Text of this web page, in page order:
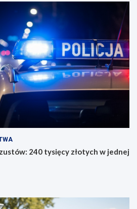
240 tysięcy złotych w jednej